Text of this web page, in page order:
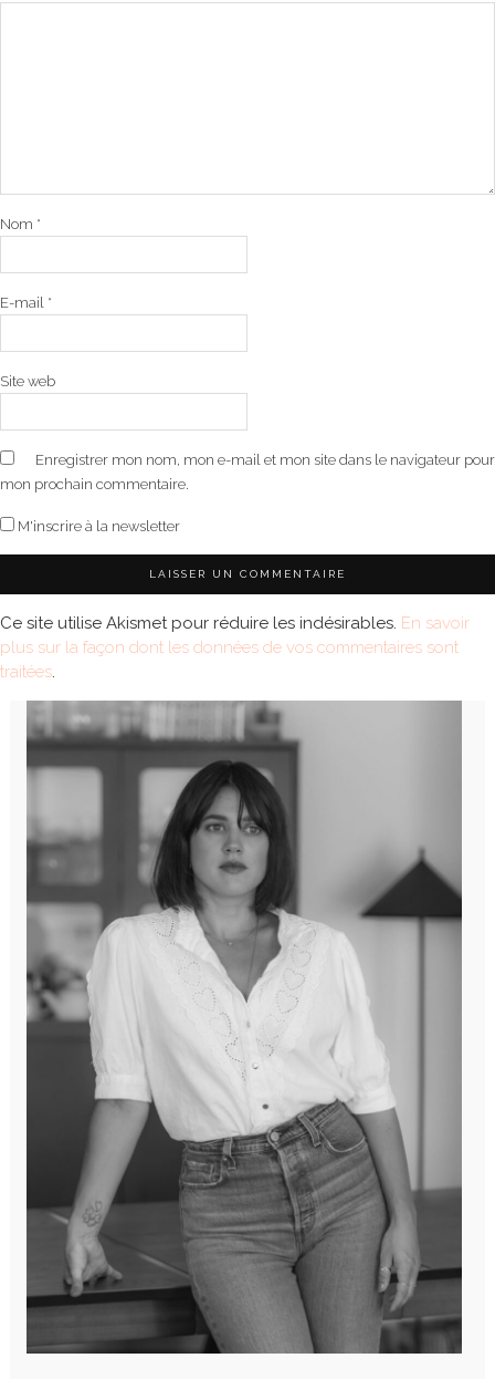
Nom *
E-mail *
Site web
Enregistrer mon nom, mon e-mail et mon site dans le navigateur pour
mon prochain commentaire.
M'inscrire à la newsletter
Ce site utilise Akismet pour réduire les indésirables. En savoir
plus sur la façon dont les données de vos commentaires sont
traitées.